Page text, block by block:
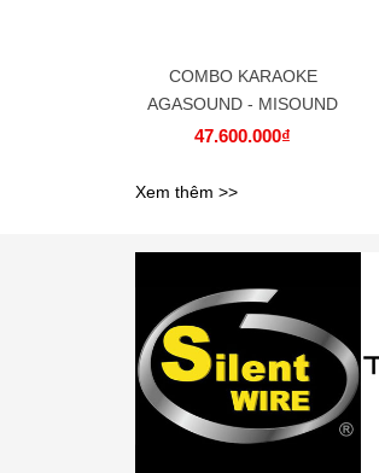
COMBO KARAOKE
AGASOUND - MISOUND
47.600.000₫
Xem thêm >>